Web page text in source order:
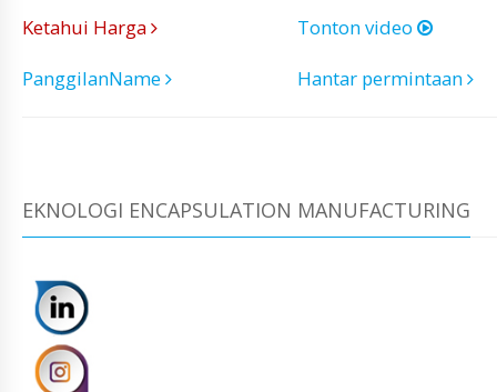
Ketahui Harga
Tonton video
PanggilanName
Hantar permintaan
EKNOLOGI ENCAPSULATION MANUFACTURING